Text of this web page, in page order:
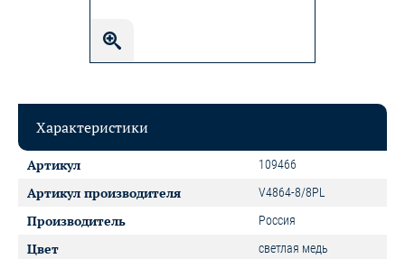
Характеристики
Артикул 109466
Артикул производителя V4864-8/8PL
Производитель Россия
Цвет светлая медь